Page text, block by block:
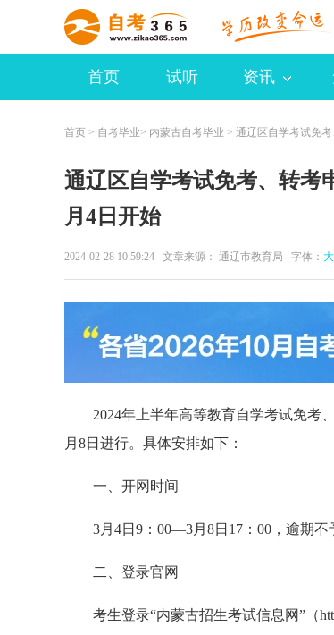
首页 试听 资讯
首页 > 自考毕业> 内蒙古自考毕业 > 通辽区自学考试免
通辽区自学考试免考、转考
月4日开始
2024-02-28 10:59:24 文章来源： 通辽市教育局 字体： 大
2024年上半年高等教育自学考试免考
月8日进行。具体安排如下：
一、开网时间
3月4日9：00—3月8日17：00，逾期不
二、登录官网
考生登录“内蒙古招生考试信息网”（